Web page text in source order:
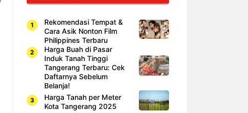
Rekomendasi Tempat &
Cara Asik Nonton Film
Philippines Terbaru
Harga Buah di Pasar
Induk Tanah Tinggi
Tangerang Terbaru: Cek
Daftarnya Sebelum
Belanja!
Harga Tanah per Meter
Kota Tangerang 2025